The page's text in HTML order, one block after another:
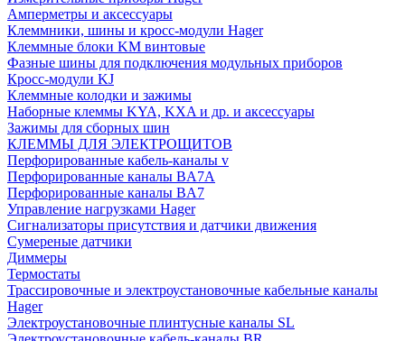
Амперметры и аксессуары
Клеммники, шины и кросс-модули Hager
Клеммные блоки KM винтовые
Фазные шины для подключения модульных приборов
Кросс-модули KJ
Клеммные колодки и зажимы
Наборные клеммы KYA, KXA и др. и аксессуары
Зажимы для сборных шин
КЛЕММЫ ДЛЯ ЭЛЕКТРОЩИТОВ
Перфорированные кабель-каналы v
Перфорированные каналы BA7A
Перфорированные каналы BA7
Управление нагрузками Hager
Сигнализаторы присутствия и датчики движения
Сумереные датчики
Диммеры
Термостаты
Трассировочные и электроустановочные кабельные каналы
Hager
Электроустановочные плинтусные каналы SL